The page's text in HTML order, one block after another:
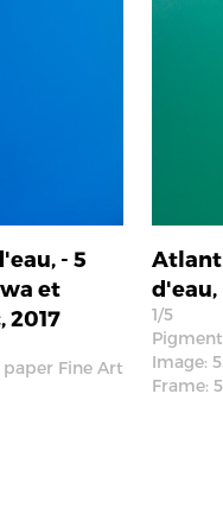
- 5
et
2017
Fine Art
d'eau,
1/5
Image:
Frame: